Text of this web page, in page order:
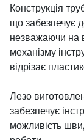
Конструкція
що забезпечує
незважаючи на
механізму
відрізає
Лезо
забезпечує
можливість